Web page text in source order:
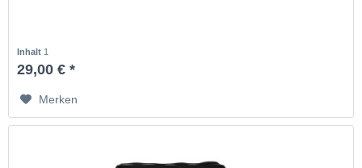
Inhalt 1
29,00 € *
Merken